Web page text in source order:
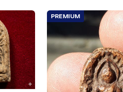
PREMIUM